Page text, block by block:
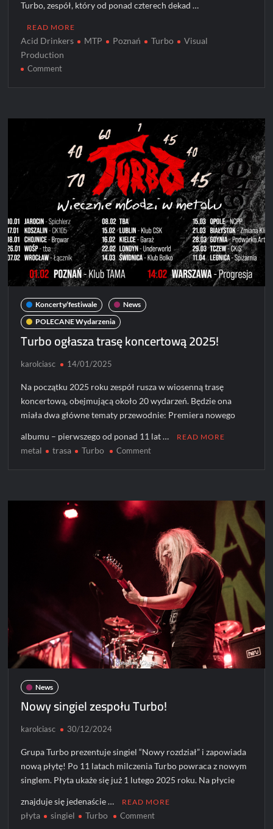
Turbo, zespół, który od ponad czterech dekad …
READ MORE
Acid Drinkers MTP Poznań Turbo
Visual
Production
Commenton
koncertu
Drinkers
Poznań
Koncerty/festiwale
News
POLECANE Wydarzenia
Turbo ogłasza trasę koncertową 2025!
karolciasc 14/01/2025
Na początku 2025 roku zespół rusza w wiosenną trasę
koncertową, obejmującą około 20 wydarzeń. Będzie ona
miała dwa główne tematy przewodnie: Premiera nowego
albumu – pierwszego od ponad 11 lat … READ MORE
metal trasa Turbo Commenton
koncertową
News
Nowy singiel zespołu Turbo!
karolciasc 30/12/2024
Grupa Turbo prezentuje singiel “Nowy rozdział” i zapowiada
nową płytę! Po 11 latach milczenia Turbo powraca z nowym
singlem. Płyta ukaże się już 1 lutego 2025 roku. Na płycie
znajduje się jedenaście … READ MORE
płyta singiel Turbo Commenton